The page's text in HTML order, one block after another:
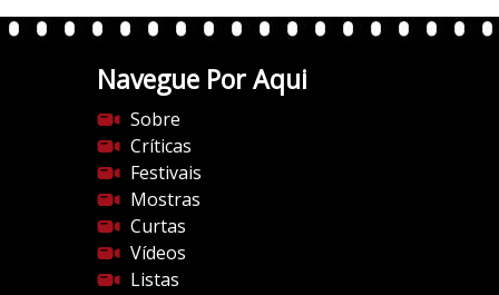
Navegue Por Aqui
Sobre
Críticas
Festivais
Mostras
Curtas
Vídeos
Listas